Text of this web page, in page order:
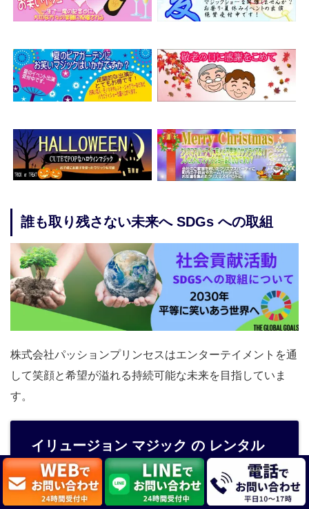
誰も取り残さない未来へ SDGs への取組
株式会社パッションプリンセスはエンターテイメントを通
して笑顔と希望が溢れる持続可能な未来を目指していま
す。
イリュージョン マジック の レンタル
、指導監修